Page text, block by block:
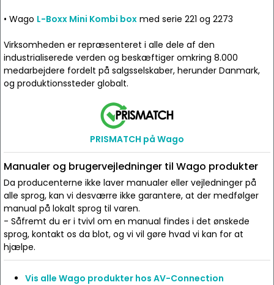
• Wago L-Boxx Mini Kombi box med serie 221 og 2273
Virksomheden er repræsenteret i alle dele af den
industrialiserede verden og beskæftiger omkring 8.000
medarbejdere fordelt på salgsselskaber, herunder Danmark,
og produktionssteder globalt.
PRISMATCH på Wago
Manualer og brugervejledninger til Wago produkter
Da producenterne ikke laver manualer eller vejledninger på
alle sprog, kan vi desværre ikke garantere, at der medfølger
manual på lokalt sprog til varen.
- Såfremt du er i tvivl om en manual findes i det ønskede
sprog, kontakt os da blot, og vi vil gøre hvad vi kan for at
hjælpe.
Vis alle Wago produkter hos AV-Connection